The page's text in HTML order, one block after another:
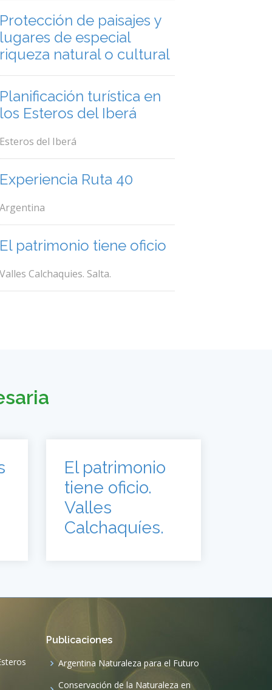
Protección de paisajes y
lugares de especial
riqueza natural o cultural
Planificación turística en
los Esteros del Iberá
Esteros del Iberá
Experiencia Ruta 40
Argentina
El patrimonio tiene oficio
Valles Calchaquies. Salta.
El patrimonio
tiene oficio.
Valles
Calchaquíes.
Publicaciones
Argentina Naturaleza para el Futuro
Conservación de la Naturaleza en